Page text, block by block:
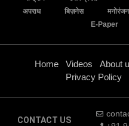
अपराध
बिज़नेस मनोरंजन
E-Paper
Home Videos About
Privacy Policy
CONTACT US